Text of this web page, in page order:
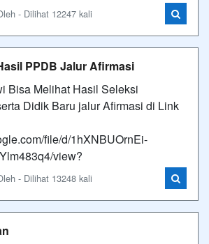
- Dilihat 12247 kali
PPDB Jalur Afirmasi
Bisa Melihat Hasil Seleksi
Didik Baru jalur Afirmasi di Link
file/d/1hXNBUOrnEi-
view?
- Dilihat 13248 kali